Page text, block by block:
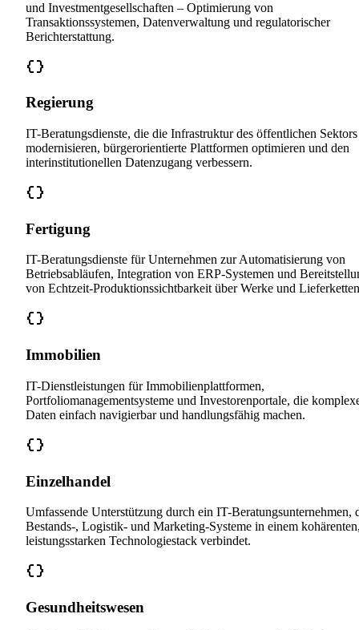
und Investmentgesellschaften – Optimierung von
Transaktionssystemen, Datenverwaltung und regulatorischer
Berichterstattung.
Regierung
IT-Beratungsdienste, die die Infrastruktur des öffentlichen Sektors
modernisieren, bürgerorientierte Plattformen optimieren und den
interinstitutionellen Datenzugang verbessern.
Fertigung
IT-Beratungsdienste für Unternehmen zur Automatisierung von
Betriebsabläufen, Integration von ERP-Systemen und
von Echtzeit-Produktionssichtbarkeit über Werke und
Immobilien
IT-Dienstleistungen für Immobilienplattformen,
Portfoliomanagementsysteme und Investorenportale, die
Daten einfach navigierbar und handlungsfähig machen.
Einzelhandel
Umfassende Unterstützung durch ein IT-Beratungsunternehmen,
Bestands-, Logistik- und Marketing-Systeme in einem
leistungsstarken Technologiestack verbindet.
Gesundheitswesen